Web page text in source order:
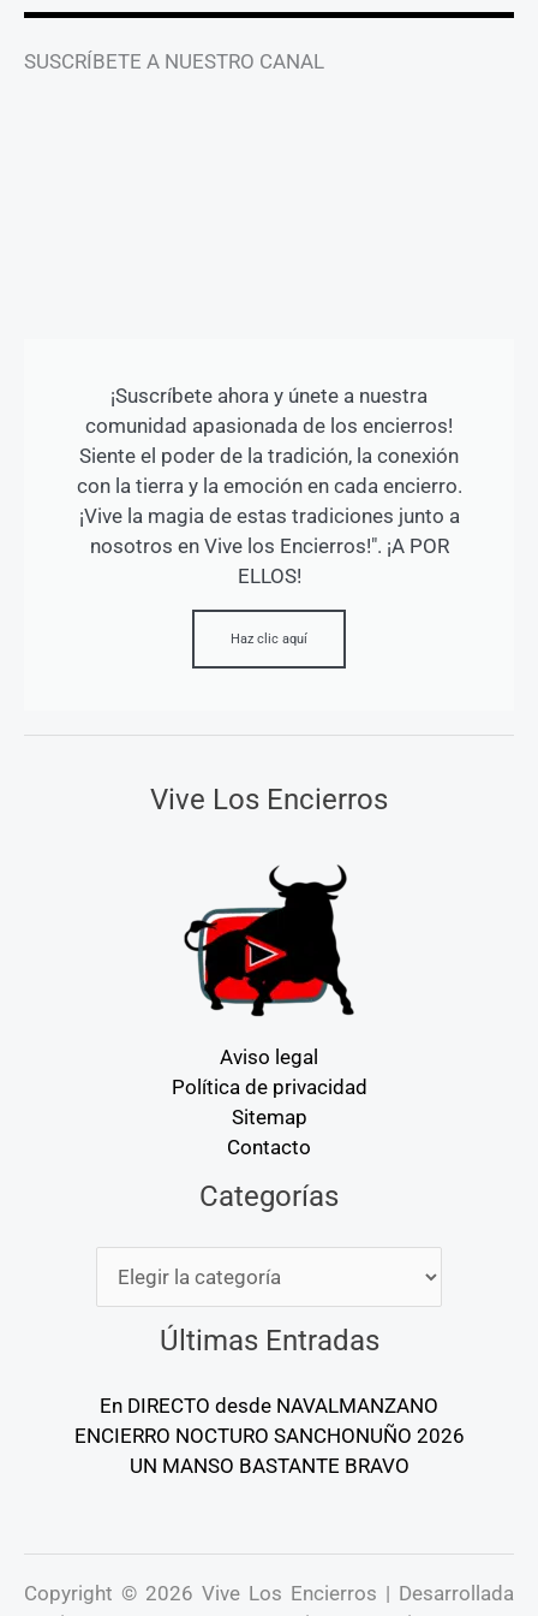
SUSCRÍBETE A NUESTRO CANAL
¡Suscríbete ahora y únete a nuestra
comunidad apasionada de los encierros!
Siente el poder de la tradición, la conexión
con la tierra y la emoción en cada encierro.
¡Vive la magia de estas tradiciones junto a
nosotros en Vive los Encierros!". ¡A POR
ELLOS!
Haz clic aquí
Vive Los Encierros
Aviso legal
Política de privacidad
Sitemap
Contacto
Categorías
Últimas Entradas
En DIRECTO desde NAVALMANZANO
ENCIERRO NOCTURO SANCHONUÑO 2026
UN MANSO BASTANTE BRAVO
Copyright © 2026 Vive Los Encierros | Desarrollada